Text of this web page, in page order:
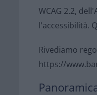
WCAG 2.2,
l'accessibilità.
Rivediamo
https://